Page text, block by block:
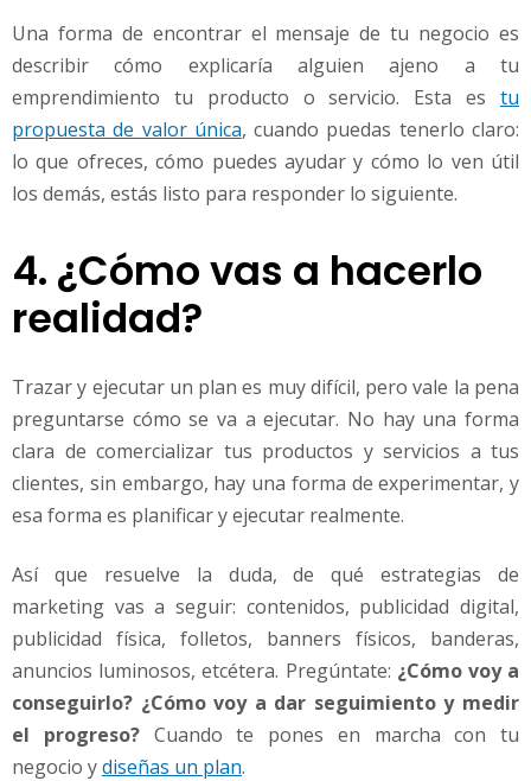
Una forma de encontrar el mensaje de tu negocio es
describir cómo explicaría alguien ajeno a tu
emprendimiento tu producto o servicio. Esta es tu
propuesta de valor única, cuando puedas tenerlo claro:
lo que ofreces, cómo puedes ayudar y cómo lo ven útil
los demás, estás listo para responder lo siguiente.
4. ¿Cómo vas a hacerlo
realidad?
Trazar y ejecutar un plan es muy difícil, pero vale la pena
preguntarse cómo se va a ejecutar. No hay una forma
clara de comercializar tus productos y servicios a tus
clientes, sin embargo, hay una forma de experimentar, y
esa forma es planificar y ejecutar realmente.
Así que resuelve la duda, de qué estrategias de
marketing vas a seguir: contenidos, publicidad digital,
publicidad física, folletos, banners físicos, banderas,
anuncios luminosos, etcétera. Pregúntate: ¿Cómo voy a
conseguirlo? ¿Cómo voy a dar seguimiento y medir
el progreso?Cuando te pones en marcha con tu
negocio ydiseñas un plan.